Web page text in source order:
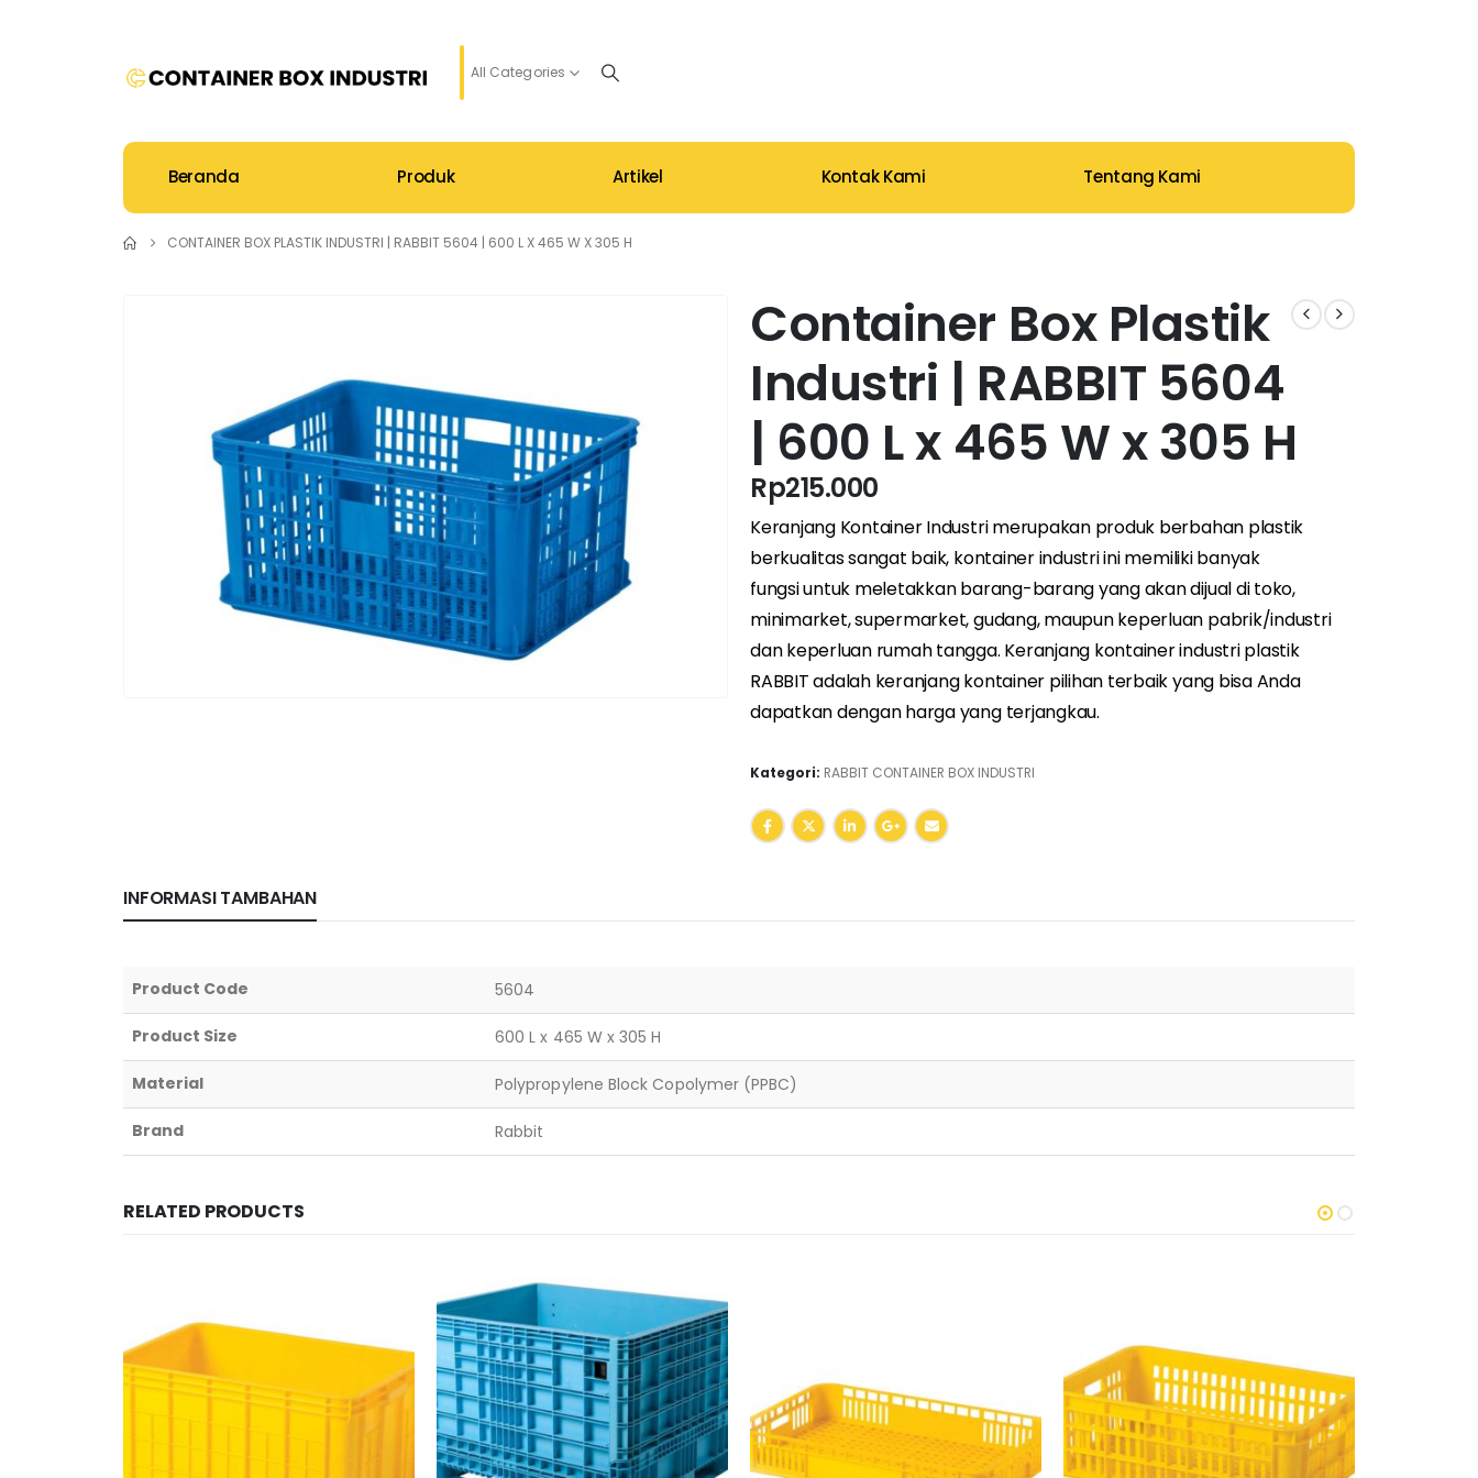
All Categories
Beranda Produk Artikel Kontak Kami Tentang Kami
CONTAINER BOX PLASTIK INDUSTRI | RABBIT 5604 | 600 L X 465 W X 305 H
Container Box Plastik
Industri | RABBIT 5604
| 600 L x 465 W x 305 H
Rp215.000
Keranjang Kontainer Industri merupakan produk berbahan plastik
berkualitas sangat baik, kontainer industri ini memiliki banyak
fungsi untuk meletakkan barang-barang yang akan dijual di toko,
minimarket, supermarket, gudang, maupun keperluan pabrik/industri
dan keperluan rumah tangga. Keranjang kontainer industri plastik
RABBIT adalah keranjang kontainer pilihan terbaik yang bisa Anda
dapatkan dengan harga yang terjangkau.
Kategori: RABBIT CONTAINER BOX INDUSTRI
INFORMASI TAMBAHAN
Product Code 5604
Product Size 600 L x 465 W x 305 H
Material Polypropylene Block Copolymer (PPBC)
Brand Rabbit
RELATED PRODUCTS